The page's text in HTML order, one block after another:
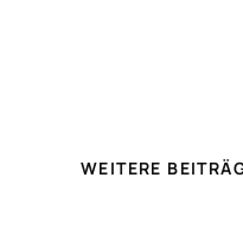
WEITERE